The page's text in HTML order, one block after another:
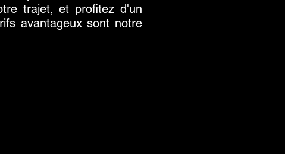
trajet, et profitez d'un
avantageux sont notre